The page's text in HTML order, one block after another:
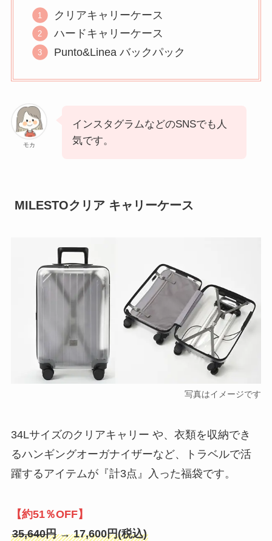
クリアキャリーケース
ハードキャリーケース
Punto&Linea バックパック
モカ
インスタグラムなどのSNSでも人
気です。
MILESTOクリア キャリーケース
写真はイメージです
34Lサイズのクリアキャリー や、衣類を収納でき
るハンギングオーガナイザーなど、トラベルで活
躍するアイテムが『計3点』入った福袋です。
【約51％OFF】
35,640円→ 17,600円(税込)